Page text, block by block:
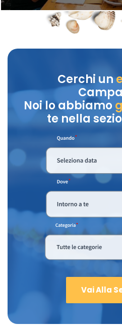
Cerchi un
Noi lo abbiamo
te nella
Vai Alla